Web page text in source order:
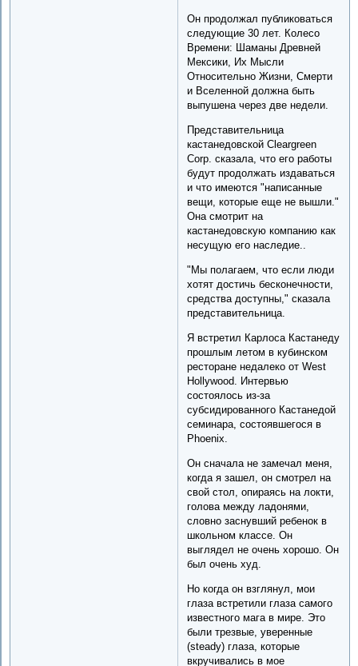
Он продолжал публиковаться
следующие 30 лет. Колесо
Времени: Шаманы Древней
Мексики, Их Мысли
Относительно Жизни, Смерти
и Вселенной должна быть
выпушена через две недели.
Представительница
кастанедовской Cleargreen
Corp. сказала, что его работы
будут продолжать издаваться
и что имеются "написанные
вещи, которые еще не вышли."
Она смотрит на
кастанедовскую компанию как
несущую его наследие..
"Мы полагаем, что если люди
хотят достичь бесконечности,
средства доступны," сказала
представительница.
Я встретил Карлоса Кастанеду
прошлым летом в кубинском
ресторане недалеко от West
Hollywood. Интервью
состоялось из-за
субсидированного Кастанедой
семинара, состоявшегося в
Phoenix.
Он сначала не замечал меня,
когда я зашел, он смотрел на
свой стол, опираясь на локти,
голова между ладонями,
словно заснувший ребенок в
школьном классе. Он
выглядел не очень хорошо. Он
был очень худ.
Но когда он взглянул, мои
глаза встретили глаза самого
известного мага в мире. Это
были трезвые, уверенные
(steady) глаза, которые
вкручивались в мое